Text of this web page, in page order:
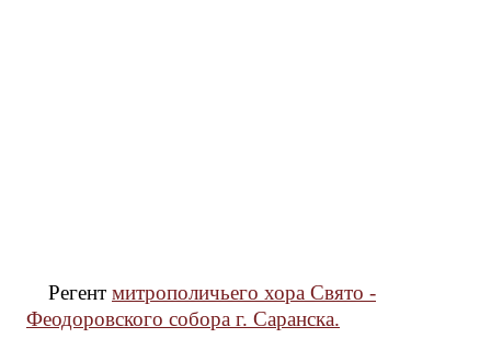
Регент митрополичьего хора Свято -
Феодоровского собора г. Саранска.